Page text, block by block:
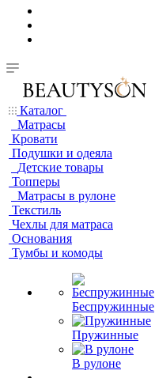
Каталог
Матрасы
Кровати
Подушки и одеяла
Детские товары
Топперы
Матрасы в рулоне
Текстиль
Чехлы для матраса
Основания
Тумбы и комоды
Беспружинные
Пружинные
В рулоне